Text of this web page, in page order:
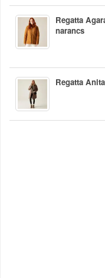
Regatta
narancs
Regatta